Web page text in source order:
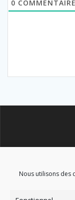
Nous utilisons des
0